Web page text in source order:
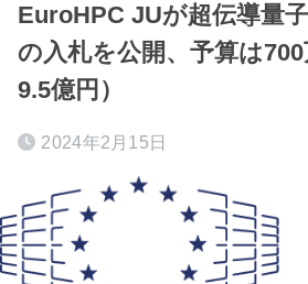
EuroHPC JUが超伝導量
の入札を公開、予算は
9.5億円）
2024年2月15日